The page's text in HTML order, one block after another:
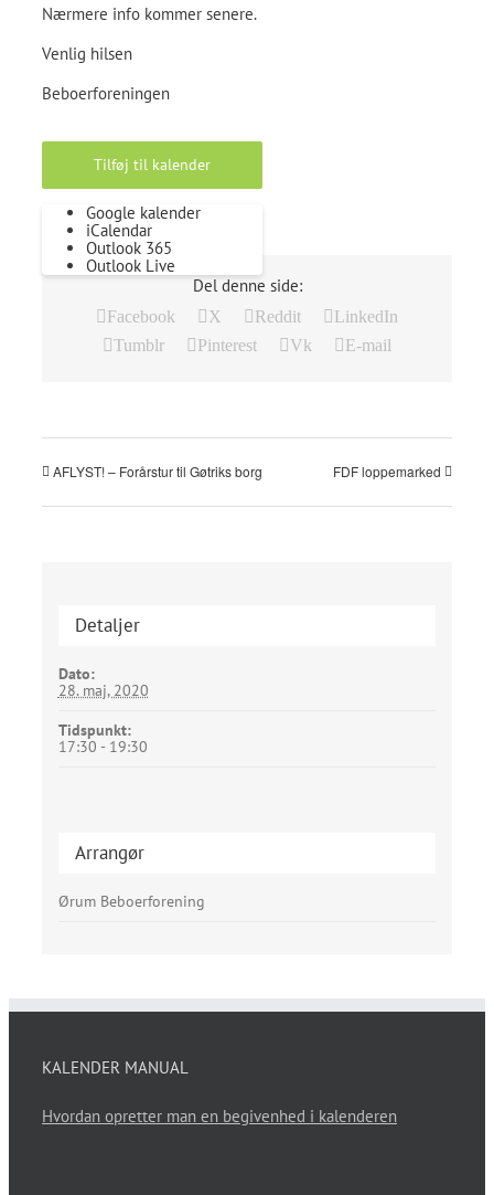
Nærmere info kommer senere.
Venlig hilsen
Beboerforeningen
Tilføj til kalender
Google kalender
iCalendar
Outlook 365
Outlook Live
Del denne side:
Facebook X Reddit
LinkedIn
Tumblr
Pinterest Vk E-mail
AFLYST! – Forårstur til Gøtriks borg FDF loppemarked
Detaljer
Dato:
28. maj, 2020
Tidspunkt:
17:30 - 19:30
Arrangør
Ørum Beboerforening
KALENDER MANUAL
Hvordan opretter man en begivenhed i kalenderen